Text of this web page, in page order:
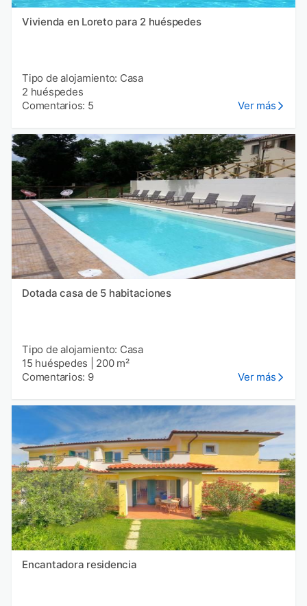
Vivienda en Loreto para 2 huéspedes
Tipo de alojamiento: Casa
2 huéspedes
Comentarios: 5
Ver más
Dotada casa de 5 habitaciones
Tipo de alojamiento: Casa
15 huéspedes
200 m²
Comentarios: 9
Ver más
Encantadora residencia